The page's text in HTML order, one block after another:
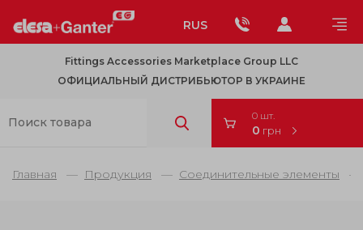
RUS
Fittings Accessories Marketplace Group LLC
ОФИЦИАЛЬНЫЙ ДИСТРИБЬЮТОР В УКРАИНЕ
0 шт.
0 грн
Главная Продукция Соединительные элементы